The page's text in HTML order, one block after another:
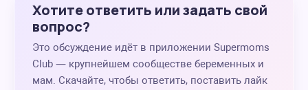
Хотите ответить или задать свой
вопрос?
Это обсуждение идёт в приложении Supermoms
Club — крупнейшем сообществе беременных и
мам. Скачайте, чтобы ответить, поставить лайк